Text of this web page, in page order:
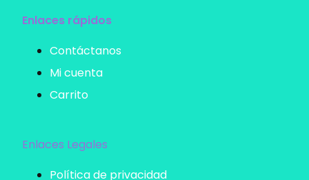
Enlaces rápidos
Contáctanos
Mi cuenta
Carrito
Enlaces Legales
Política de privacidad